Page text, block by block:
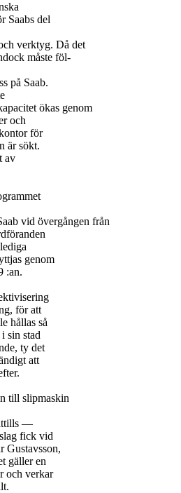
Saabs del
verktyg. Då det
måste föl-
på Saab.
ökas genom
och
för
är sökt.
av
vid övergången från
genom
:an.
för att
hållas så
sin stad
ty det
att
till slipmaskin
—
fick vid
Gustavsson,
gäller en
och verkar